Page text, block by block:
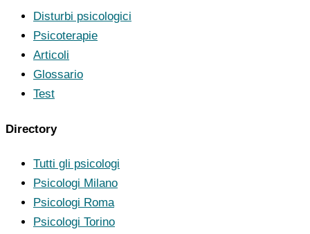
Disturbi psicologici
Psicoterapie
Articoli
Glossario
Test
Directory
Tutti gli psicologi
Psicologi Milano
Psicologi Roma
Psicologi Torino